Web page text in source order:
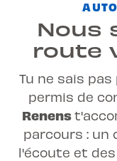
Nous
route
Tu ne sais
permis de
Renens
parcours : un
l'écoute et